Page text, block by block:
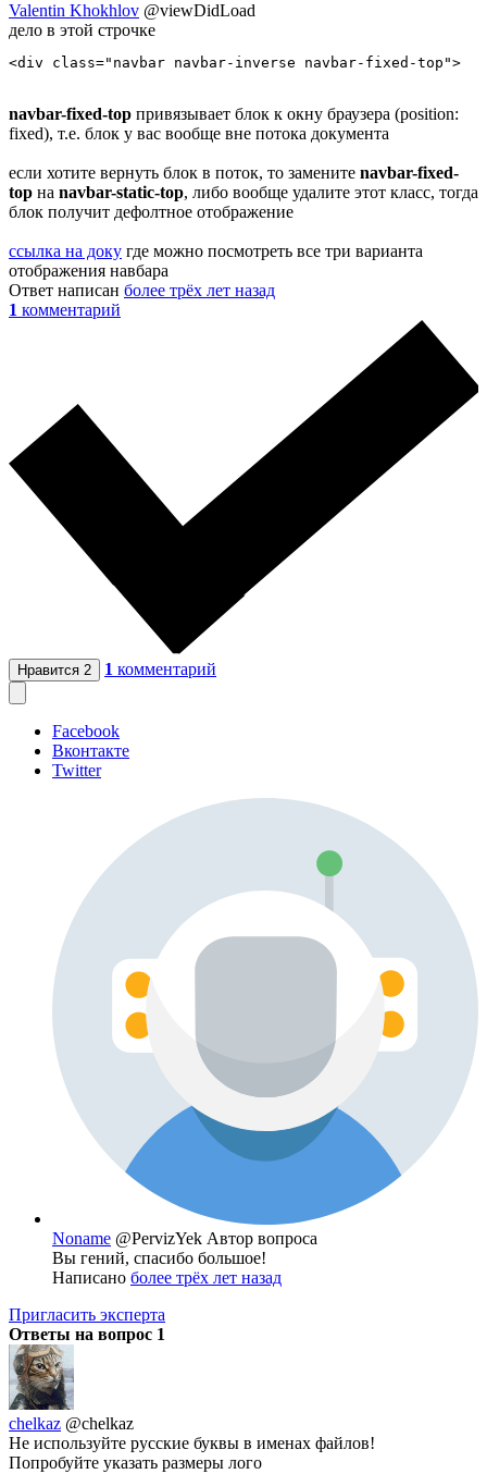
Valentin Khokhlov @viewDidLoad
дело в этой строчке
<div class="navbar navbar-inverse navbar-fixed-top">
navbar-fixed-top привязывает блок к окну браузера (position:
fixed), т.е. блок у вас вообще вне потока документа
если хотите вернуть блок в поток, то замените navbar-fixed-
top на navbar-static-top, либо вообще удалите этот класс, тогда
блок получит дефолтное отображение
ссылка на доку где можно посмотреть все три варианта
отображения навбара
Ответ написан более трёх лет назад
1 комментарий
Нравится 2 1 комментарий
Facebook
Вконтакте
Twitter
Noname @PervizYek Автор вопроса
Вы гений, спасибо большое!
Написано более трёх лет назад
Пригласить эксперта
Ответы на вопрос 1
chelkaz @chelkaz
Не используйте русские буквы в именах файлов!
Попробуйте указать размеры лого